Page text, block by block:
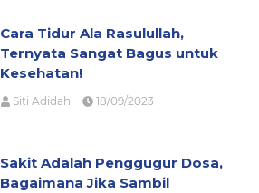
Cara Tidur Ala Rasulullah,
Ternyata Sangat Bagus untuk
Kesehatan!
Siti Adidah 18/09/2023
Sakit Adalah Penggugur Dosa,
Bagaimana Jika Sambil